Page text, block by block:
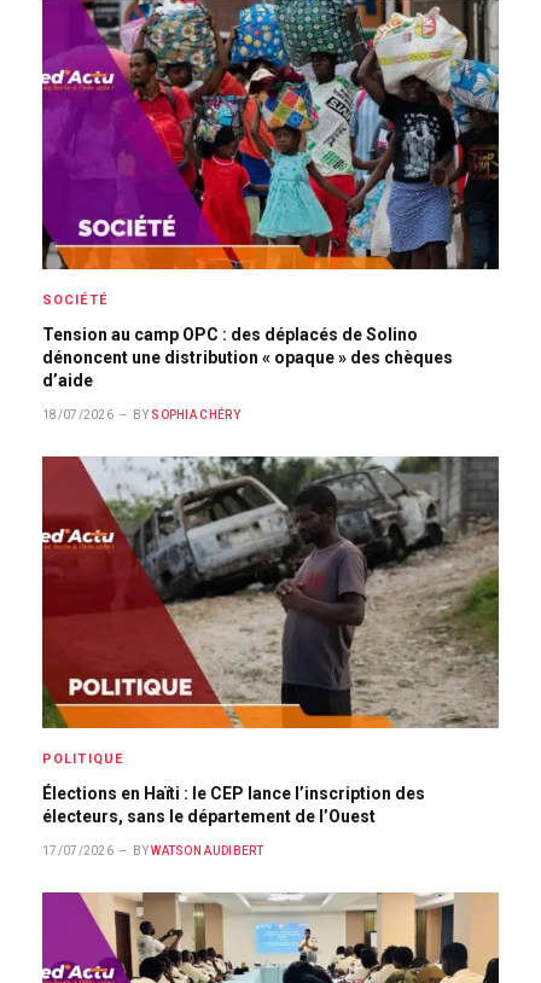
SOCIÉTÉ
Tension au camp OPC : des déplacés de Solino
dénoncent une distribution « opaque » des chèques
d’aide
18/07/2026 BY SOPHIA CHÉRY
POLITIQUE
Élections en Haïti : le CEP lance l’inscription des
électeurs, sans le département de l’Ouest
17/07/2026 BY WATSON AUDIBERT